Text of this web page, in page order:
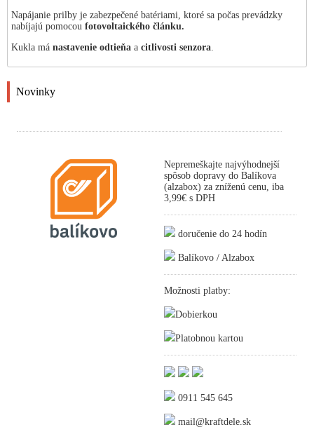
Napájanie prilby je zabezpečené batériami, ktoré sa počas prevádzky
nabíjajú pomocou fotovoltaického článku.
Kukla má nastavenie odtieňa a citlivosti senzora.
Novinky
Nepremeškajte najvýhodnejší
spôsob dopravy do Balíkova
(alzabox) za zníženú cenu, iba
3,99€ s DPH
doručenie do 24 hodín
Balíkovo / Alzabox
Možnosti platby:
Dobierkou
Platobnou kartou
0911 545 645
mail@kraftdele.sk